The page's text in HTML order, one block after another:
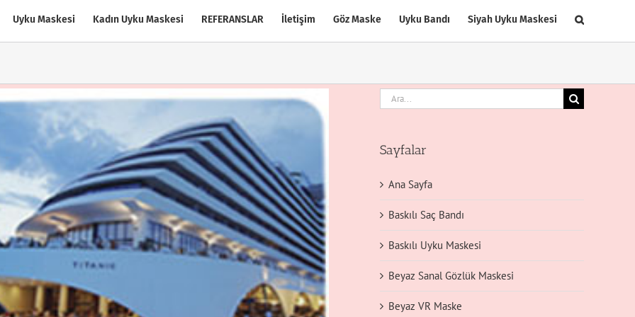
Uyku Maskesi Kadın Uyku Maskesi REFERANSLAR İletişim Göz Maske Uyku Bandı Siyah Uyku Maskesi
Ara:
Sayfalar
Ana Sayfa
Baskılı Saç Bandı
Baskılı Uyku Maskesi
Beyaz Sanal Gözlük Maskesi
Beyaz VR Maske